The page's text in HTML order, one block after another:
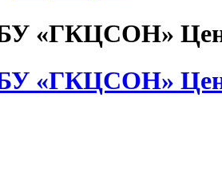
«ГКЦСОН»
«ГКЦСОН»